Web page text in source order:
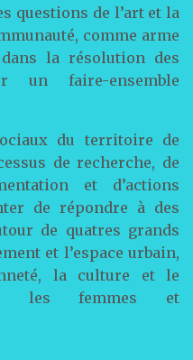
questions de l’art et la
comme arme
la résolution des
un faire-ensemble
du territoire de
de recherche, de
et d’actions
de répondre à des
de quatres grands
et l’espace urbain,
la culture et le
les femmes et